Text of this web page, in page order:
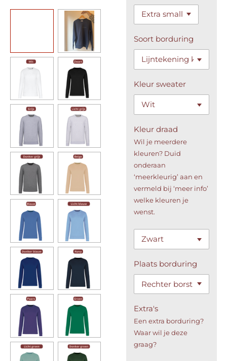
Soort borduring
Kleur sweater
Kleur draad
Wil je meerdere
kleuren? Duid
onderaan
‘meerkleurig’ aan en
vermeld bij ‘meer info’
welke kleuren je
wenst.
Plaats borduring
Extra's
Een extra borduring?
Waar wil je deze
graag?